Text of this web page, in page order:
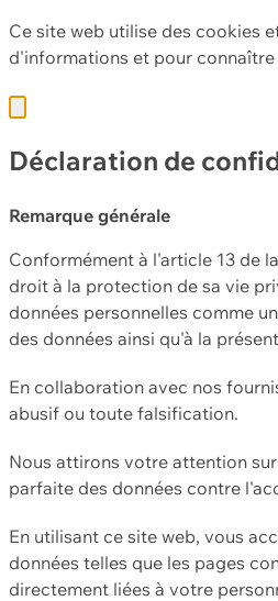
Ce site web utilise des cookies
d'informations et pour
Déclaration de
Remarque générale
Conformément à l'article 13 de
droit à la protection de sa vie
données personnelles comme
des données ainsi qu'à la
En collaboration avec nos
abusif ou toute falsification.
Nous attirons votre attention
parfaite des données contre
En utilisant ce site web, vous
données telles que les pages
directement liées à votre